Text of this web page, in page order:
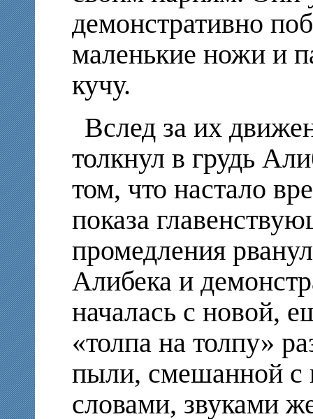
демонстративно
маленькие ножи и
кучу.
Вслед за их
толкнул в грудь
том, что настало
показа
промедления
Алибека и
началась с новой,
«толпа на толпу»
пыли, смешанной с
словами, звуками